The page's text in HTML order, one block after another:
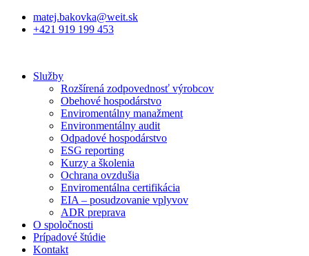
Preskočiťmatej.bakovka@weit.sk
+421 919 199 453
Služby
Rozšírená zodpovednosť výrobcov
Obehové hospodárstvo
Enviromentálny manažment
Environmentálny audit
Odpadové hospodárstvo
ESG reporting
Kurzy a školenia
Ochrana ovzdušia
Enviromentálna certifikácia
EIA – posudzovanie vplyvov
ADR preprava
O spoločnosti
Prípadové štúdie
Kontakt